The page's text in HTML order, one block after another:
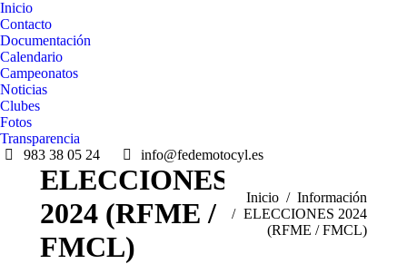
Inicio
Contacto
Documentación
Calendario
Campeonatos
Noticias
Clubes
Fotos
Transparencia
983 38 05 24
info@fedemotocyl.es
ELECCIONES
2024 (RFME /
FMCL)
Estás aquí:
Inicio
Información
ELECCIONES 2024
(RFME / FMCL)